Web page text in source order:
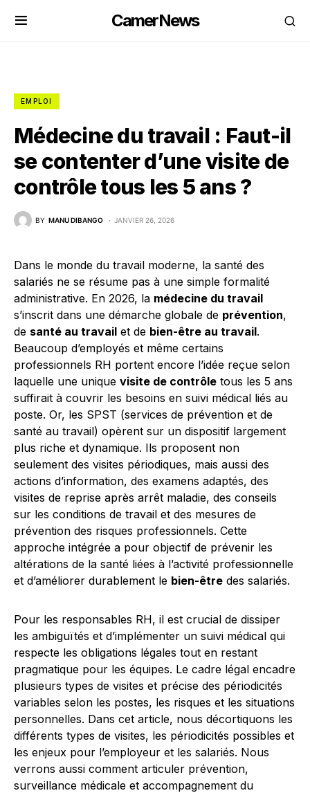
CamerNews
EMPLOI
Médecine du travail : Faut-il
se contenter d’une visite de
contrôle tous les 5 ans ?
BY MANU DIBANGO JANVIER 26, 2026
Dans le monde du travail moderne, la santé des
salariés ne se résume pas à une simple formalité
administrative. En 2026, la médecine du travail
s’inscrit dans une démarche globale de prévention,
de santé au travail et de bien-être au travail.
Beaucoup d’employés et même certains
professionnels RH portent encore l’idée reçue selon
laquelle une unique visite de contrôle tous les 5 ans
suffirait à couvrir les besoins en suivi médical liés au
poste. Or, les SPST (services de prévention et de
santé au travail) opèrent sur un dispositif largement
plus riche et dynamique. Ils proposent non
seulement des visites périodiques, mais aussi des
actions d’information, des examens adaptés, des
visites de reprise après arrêt maladie, des conseils
sur les conditions de travail et des mesures de
prévention des risques professionnels. Cette
approche intégrée a pour objectif de prévenir les
altérations de la santé liées à l’activité professionnelle
et d’améliorer durablement le bien-être des salariés.
Pour les responsables RH, il est crucial de dissiper
les ambiguïtés et d’implémenter un suivi médical qui
respecte les obligations légales tout en restant
pragmatique pour les équipes. Le cadre légal encadre
plusieurs types de visites et précise des périodicités
variables selon les postes, les risques et les situations
personnelles. Dans cet article, nous décortiquons les
différents types de visites, les périodicités possibles et
les enjeux pour l’employeur et les salariés. Nous
verrons aussi comment articuler prévention,
surveillance médicale et accompagnement du